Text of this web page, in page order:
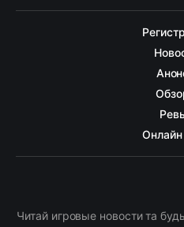
Читай игровые новости та